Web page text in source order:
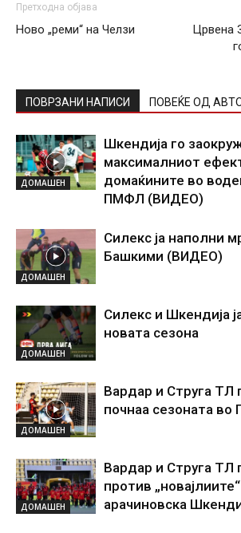
Претходна објава
Ново „реми“ на Челзи
Црвена
ПОВРЗАНИ НАПИСИ ПОВЕЌЕ ОД
ДОМАШЕН
Шкендија го
максималниот
домаќините во
ПМФЛ (ВИДЕО)
ДОМАШЕН
Силекс ја наполни
Башкими (ВИДЕО)
ДОМАШЕН
Силекс и Шкендија
новата сезона
ДОМАШЕН
Вардар и Струга ТЛ
почнаа сезоната
ДОМАШЕН
Вардар и Струга ТЛ
против
арачиновска